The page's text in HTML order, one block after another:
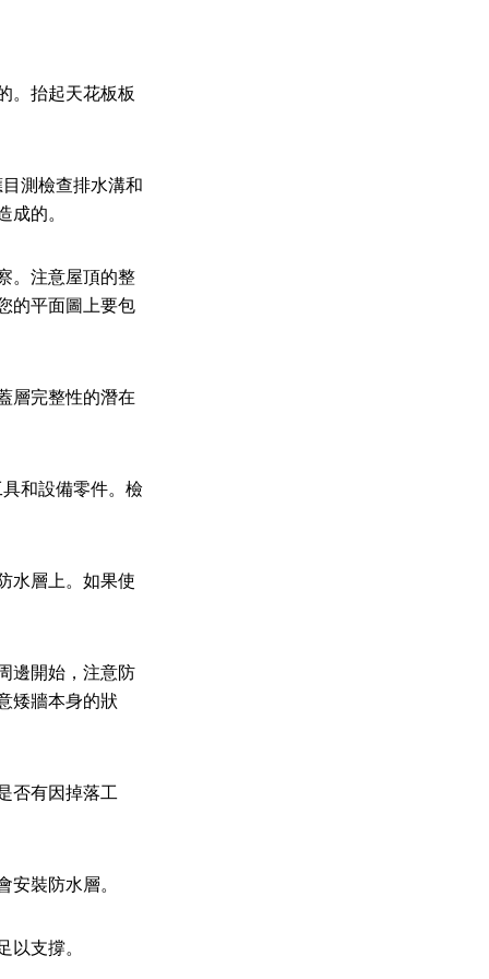
。抬起天花板板
測檢查排水溝和
成的。
。注意屋頂的整
的平面圖上要包
層完整性的潛在
和設備零件。檢
水層上。如果使
邊開始，注意防
矮牆本身的狀
否有因掉落工
安裝防水層。
以支撐。